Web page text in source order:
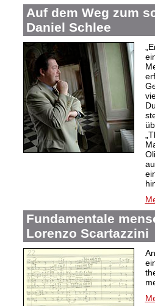
Auf dem Weg zum
Daniel Schlee
Fundamentale
Lorenzo Scartazzini